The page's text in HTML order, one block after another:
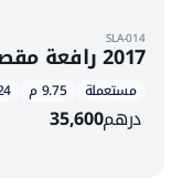
SLA-014
2017 رافعة مقصية كهربائية جي إل جي 2646ES
مستعملة 9.75 م
درهم35,600